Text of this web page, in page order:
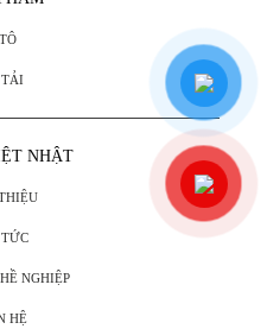
NHẬT
NGHIỆP
HỆ